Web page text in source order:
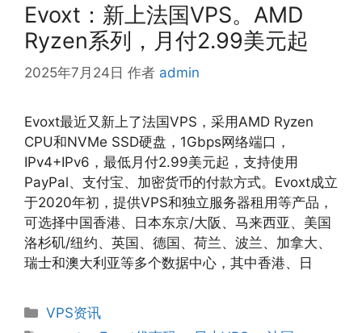
Evoxt：新上法国VPS。AMD
Ryzen系列，月付2.99美元起
2025年7月24日 作者 admin
Evoxt最近又新上了法国VPS，采用AMD Ryzen
CPU和NVMe SSD硬盘，1Gbps网络端口，
IPv4+IPv6，最低月付2.99美元起，支持使用
PayPal、支付宝、加密货币的付款方式。Evoxt成立
于2020年初，提供VPS和独立服务器租用等产品，
可选择中国香港、日本东京/大阪、马来西亚、美国
洛杉矶/纽约、英国、德国、荷兰、波兰、加拿大、
瑞士和澳大利亚等多个数据中心，其中香港、日
分
类
VPS资讯